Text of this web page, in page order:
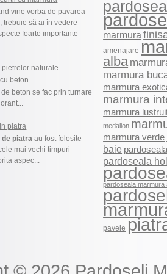
vine vorba de pavarea
trebuie să ai în vedere
foarte importante
naturale
beton
beton se fac prin turnare
piatra
de piatra au fost folosite
mai vechi timpuri
aspec...
marmura
amenajare
alba
marmura
marmura
marmura
marmura
medalion
marmura verde
baie
pardoseala
pardoseala marmura
pavele